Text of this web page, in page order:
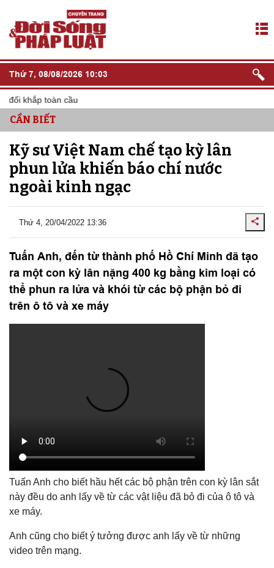
Thứ 7, 08/08/2026 10:03
khắp toàn cầu
CẦN BIẾT
Kỹ sư Việt Nam chế tạo kỳ lân
phun lửa khiến báo chí nước
ngoài kinh ngạc
Thứ 4, 20/04/2022 13:36
Tuấn Anh, đến từ thành phố Hồ Chí Minh đã tạo
ra một con kỳ lân nặng 400 kg bằng kim loại có
thể phun ra lửa và khói từ các bộ phận bỏ đi
trên ô tô và xe máy
Tuấn Anh cho biết hầu hết các bộ phận trên con kỳ lân sắt
này đều do anh lấy về từ các vật liệu đã bỏ đi của ô tô và
xe máy.
Anh cũng cho biết ý tưởng được anh lấy về từ những
video trên mạng.